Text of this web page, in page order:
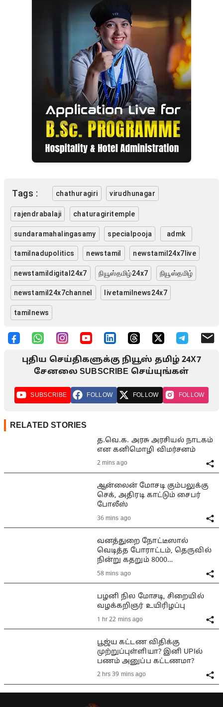
Tags : chathuragiri virudhunagar
rajendrabalaji chaturagiritemple
sundaramahalingasamy specialpooja admk
tamilnadupolitics newstamil newstamil24x7live
newstamildigital24x7 நியூஸ்தமிழ்24x7 நியூஸ்தமிழ்
newstamil24x7channel livetamilnews24x7
tamilnews
புதிய செய்திகளுக்கு நியூஸ் தமிழ் 24X7
சேனலை SUBSCRIBE செய்யுங்கள்
SUBSCRIBE FOLLOW FOLLOW FOLLOW
RELATED STORIES
த.வெ.க. அரசு அரசியல் நாடகம்
என கனிமொழி விமர்சனம்
2 mins ago
ஆன்லைன் மோசடி கும்பலுக்கு
செக், அதிரடி காட்டும் சைபர்
போலீஸ்
36 mins ago
வனத்துறை நோட்டீஸால்
வெடித்த போராட்டம், தெருவில்
நின்று கதறும் 8000
குடும்பங்கள்
58 mins ago
பழனி நில மோசடி, சிறையில்
வழக்கறிஞர் உயிரிழப்பு
1 hr 22 mins ago
பூஜ்ய கட்டண விதிக்கு
முற்றுப்புள்ளியா? இனி UPIல்
பணம் அனுப்ப கட்டணமா?
2 hrs 39 mins ago